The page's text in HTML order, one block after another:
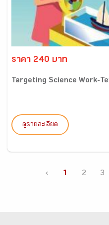
ราคา 240 บาท
Targeting Science Work-
ดูรายละเอียด
‹ 1 2 3